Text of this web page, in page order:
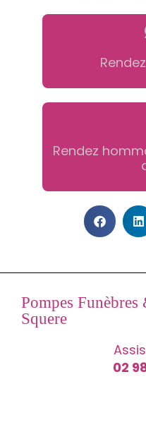
Rendez
Pompes
Squere
02